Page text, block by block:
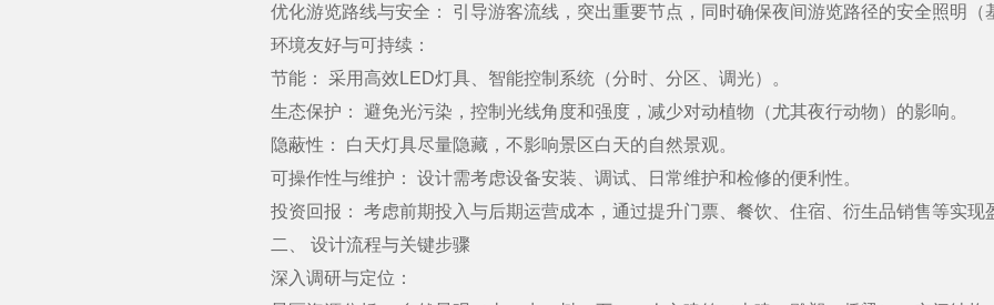
优化游览路线与安全： 引导游客流线，突出重要节点，同时确保夜间游览路径的安全照明（
环境友好与可持续：
节能： 采用高效LED灯具、智能控制系统（分时、分区、调光）。
生态保护： 避免光污染，控制光线角度和强度，减少对动植物（尤其夜行动物）的影响。
隐蔽性： 白天灯具尽量隐藏，不影响景区白天的自然景观。
可操作性与维护： 设计需考虑设备安装、调试、日常维护和检修的便利性。
投资回报： 考虑前期投入与后期运营成本，通过提升门票、餐饮、住宿、衍生品销售等实现
二、 设计流程与关键步骤
深入调研与定位：